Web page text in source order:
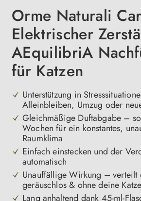
Orme Naturali
Elektrischer
AEquilibriA
für Katzen
Unterstützung in
Alleinbleiben, Umzug oder
Gleichmäßige Duftabgabe –
Wochen für ein konstantes,
Raumklima
Einfach einstecken und der
automatisch
Unauffällige Wirkung – verteilt
geräuschlos & ohne deine
Lang anhaltend dank 45-ml-